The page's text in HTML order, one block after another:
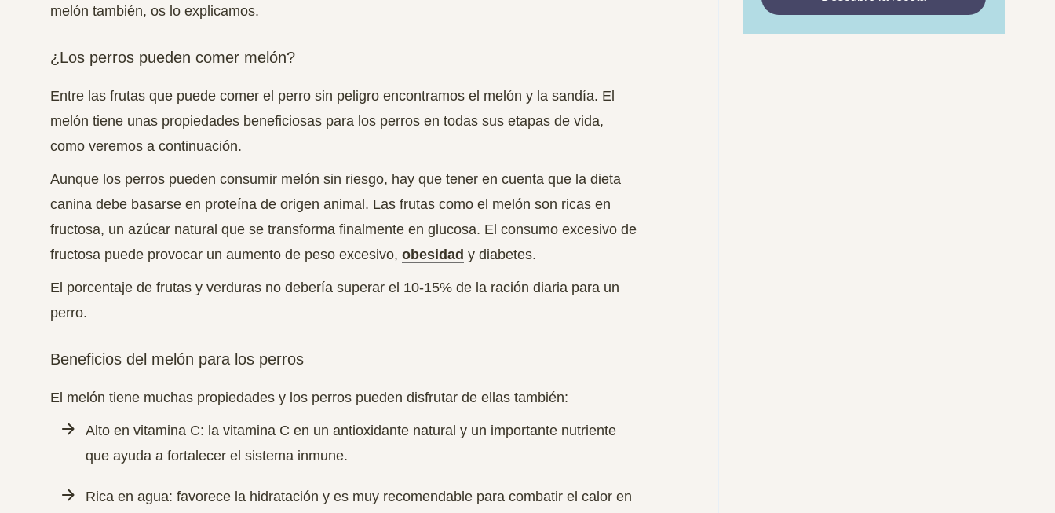
melón también, os lo explicamos.
¿Los perros pueden comer melón?
Entre las frutas que puede comer el perro sin peligro encontramos el melón y la sandía. El
melón tiene unas propiedades beneficiosas para los perros en todas sus etapas de vida,
como veremos a continuación.
Aunque los perros pueden consumir melón sin riesgo, hay que tener en cuenta que la dieta
canina debe basarse en proteína de origen animal. Las frutas como el melón son ricas en
fructosa, un azúcar natural que se transforma finalmente en glucosa. El consumo excesivo de
fructosa puede provocar un aumento de peso excesivo, obesidad y diabetes.
El porcentaje de frutas y verduras no debería superar el 10-15% de la ración diaria para un
perro.
Beneficios del melón para los perros
El melón tiene muchas propiedades y los perros pueden disfrutar de ellas también:
Alto en vitamina C: la vitamina C en un antioxidante natural y un importante nutriente
que ayuda a fortalecer el sistema inmune.
Rica en agua: favorece la hidratación y es muy recomendable para combatir el calor en